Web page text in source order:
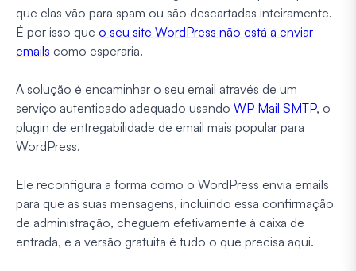
que elas vão para spam ou são descartadas inteiramente.
É por isso que o seu site WordPress não está a enviar
emails como esperaria.
A solução é encaminhar o seu email através de um
serviço autenticado adequado usando WP Mail SMTP, o
plugin de entregabilidade de email mais popular para
WordPress.
Ele reconfigura a forma como o WordPress envia emails
para que as suas mensagens, incluindo essa confirmação
de administração, cheguem efetivamente à caixa de
entrada, e a versão gratuita é tudo o que precisa aqui.